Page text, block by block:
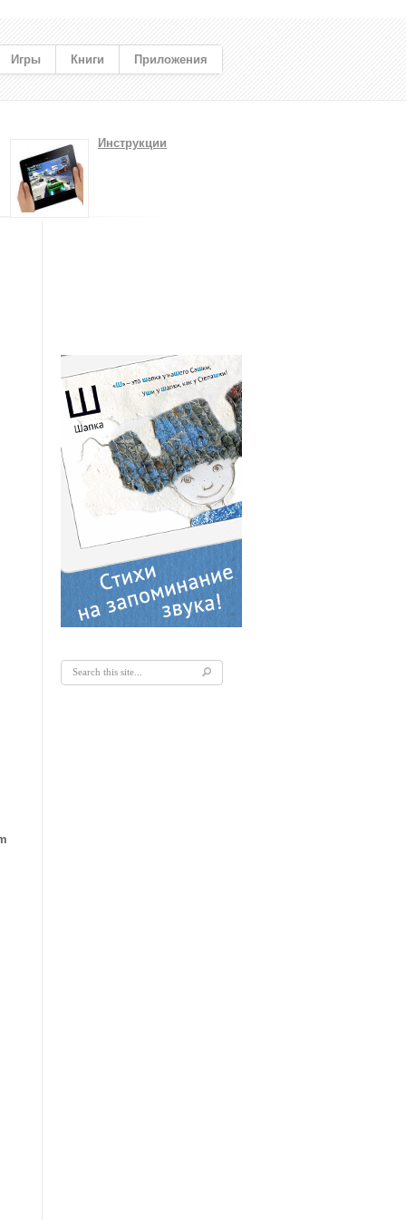
Игры Книги Приложения
Инструкции
Форма поиска